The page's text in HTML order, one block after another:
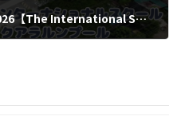
マレーシアサマーキャンプ 2026【The International School of Kuala Lumpur】マルチアクティビティ